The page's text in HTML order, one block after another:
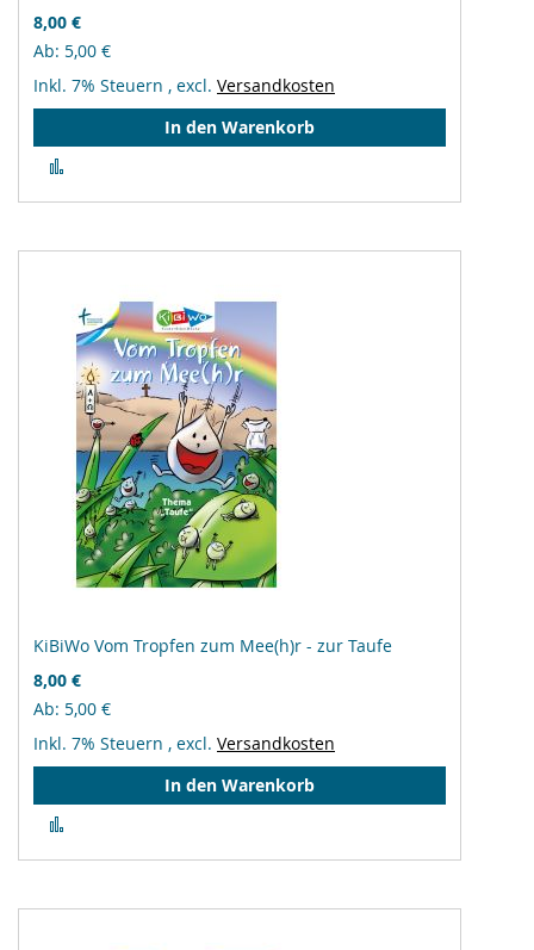
8,00 €
Ab 5,00 €
Inkl. 7% Steuern , excl. Versandkosten
In den Warenkorb
hinzufügen
KiBiWo Vom Tropfen zum Mee(h)r - zur Taufe
8,00 €
Ab 5,00 €
Inkl. 7% Steuern , excl. Versandkosten
In den Warenkorb
hinzufügen